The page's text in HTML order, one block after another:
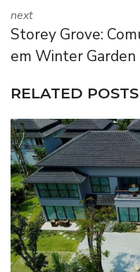
next
Storey Grove:
em Winter Garden
RELATED POSTS